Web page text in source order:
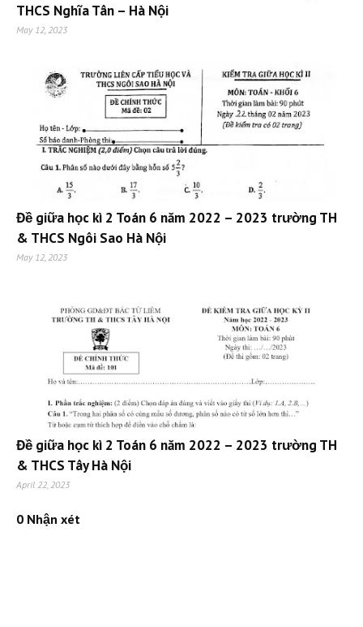
THCS Nghĩa Tân – Hà Nội
May 12, 2023
Đề giữa học kì 2 Toán 6 năm 2022 – 2023 trường TH
& THCS Ngôi Sao Hà Nội
May 12, 2023
Đề giữa học kì 2 Toán 6 năm 2022 – 2023 trường TH
& THCS Tây Hà Nội
April 22, 2023
0 Nhận xét